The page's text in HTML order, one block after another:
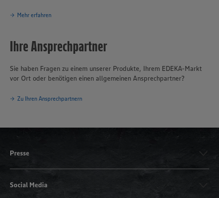
Mehr erfahren
Ihre Ansprechpartner
Sie haben Fragen zu einem unserer Produkte, Ihrem EDEKA-Markt
vor Ort oder benötigen einen allgemeinen Ansprechpartner?
Zu Ihren Ansprechpartnern
Presse
Social Media